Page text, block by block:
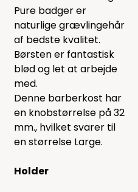
Pure badger er
naturlige grævlingehår
af bedste kvalitet.
Børsten er fantastisk
blød og let at arbejde
med.
Denne barberkost har
en knobstørrelse på 32
mm., hvilket svarer til
en størrelse Large.
Holder